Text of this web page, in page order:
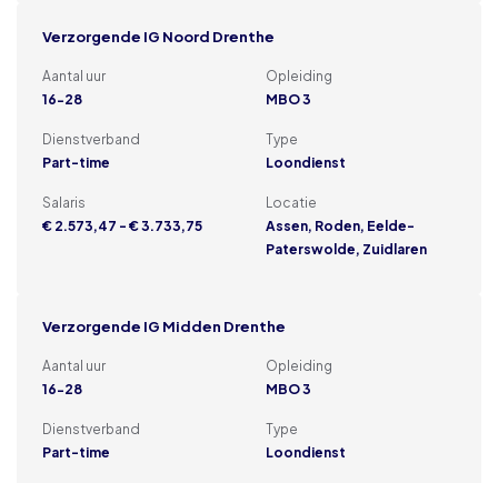
Verzorgende IG Noord Drenthe
Aantal uur
16-28
Opleiding
MBO 3
Dienstverband
Part-time
Type
Loondienst
Salaris
€ 2.573,47 - € 3.733,75
Locatie
Assen, Roden, Eelde-
Paterswolde, Zuidlaren
Verzorgende IG Midden Drenthe
Aantal uur
16-28
Opleiding
MBO 3
Dienstverband
Part-time
Type
Loondienst